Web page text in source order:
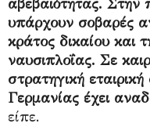
αβεβαιότητας. Στην
υπάρχουν σοβαρές
κράτος δικαίου και
ναυσιπλοΐας. Σε
στρατηγική
Γερμανίας έχει
είπε.